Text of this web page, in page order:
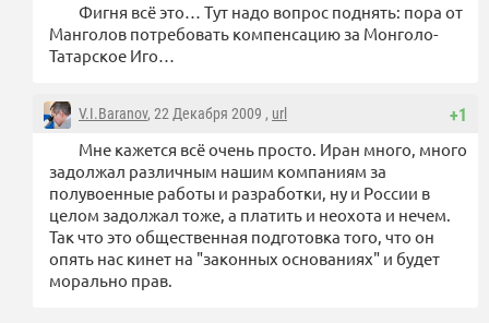
Фигня всё это… Тут надо вопрос поднять: пора от
Манголов потребовать компенсацию за Монголо-
Татарское Иго…
+1
V.I.Baranov, 22 Декабря 2009 , url
Мне кажется всё очень просто. Иран много, много
задолжал различным нашим компаниям за
полувоенные работы и разработки, ну и России в
целом задолжал тоже, а платить и неохота и нечем.
Так что это общественная подготовка того, что он
опять нас кинет на "законных основаниях" и будет
морально прав.